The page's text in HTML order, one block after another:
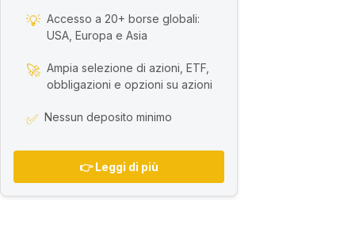
💡 Accesso a 20+ borse globali:
USA, Europa e Asia
🚀 Ampia selezione di azioni, ETF,
obbligazioni e opzioni su azioni
✅ Nessun deposito minimo
👉 Leggi di più